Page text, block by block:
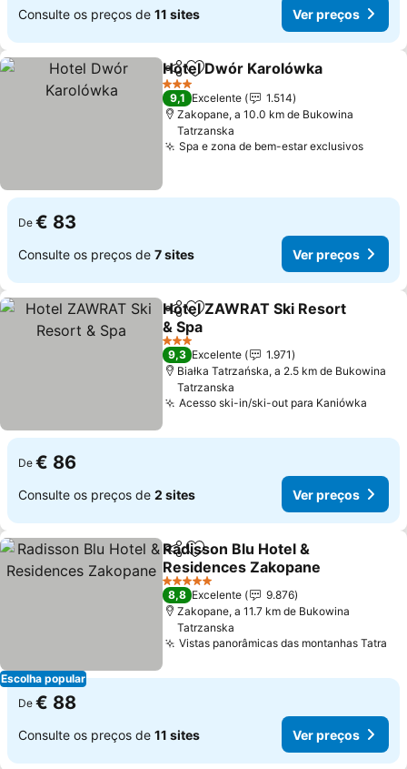
Consulte os preços de 11 sites Ver preços
PartilharAdicionar aos favoritos
Hotel Dwór Karolówka
3 Estrelas
9,1 Excelente
1.514
Zakopane, a 10.0 km de Bukowina
Tatrzanska
Spa e zona de bem-estar exclusivos
De € 83
Consulte os preços de 7 sites Ver preços
PartilharAdicionar aos favoritos
Hotel ZAWRAT Ski Resort
& Spa
3 Estrelas
9,3 Excelente
1.971
Białka Tatrzańska, a 2.5 km de Bukowina
Tatrzanska
Acesso ski-in/ski-out para Kaniówka
De € 86
Consulte os preços de 2 sites Ver preços
Escolha popular
PartilharAdicionar aos favoritos
Radisson Blu Hotel &
Residences Zakopane
5 Estrelas
8,8 Excelente
9.876
Zakopane, a 11.7 km de Bukowina
Tatrzanska
Vistas panorâmicas das montanhas Tatra
De € 88
Consulte os preços de 11 sites Ver preços